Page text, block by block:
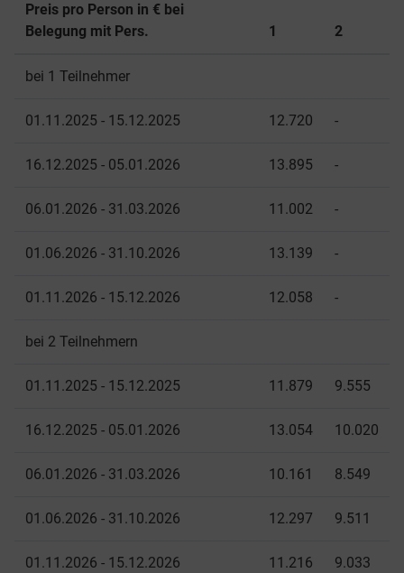
Preis pro Person in € bei
Belegung mit Pers.
1 2
bei 1 Teilnehmer
01.11.2025 - 15.12.2025 12.720 -
16.12.2025 - 05.01.2026 13.895 -
06.01.2026 - 31.03.2026 11.002 -
01.06.2026 - 31.10.2026 13.139 -
01.11.2026 - 15.12.2026 12.058 -
bei 2 Teilnehmern
01.11.2025 - 15.12.2025 11.879 9.555
16.12.2025 - 05.01.2026 13.054 10.020
06.01.2026 - 31.03.2026 10.161 8.549
01.06.2026 - 31.10.2026 12.297 9.511
01.11.2026 - 15.12.2026 11.216 9.033